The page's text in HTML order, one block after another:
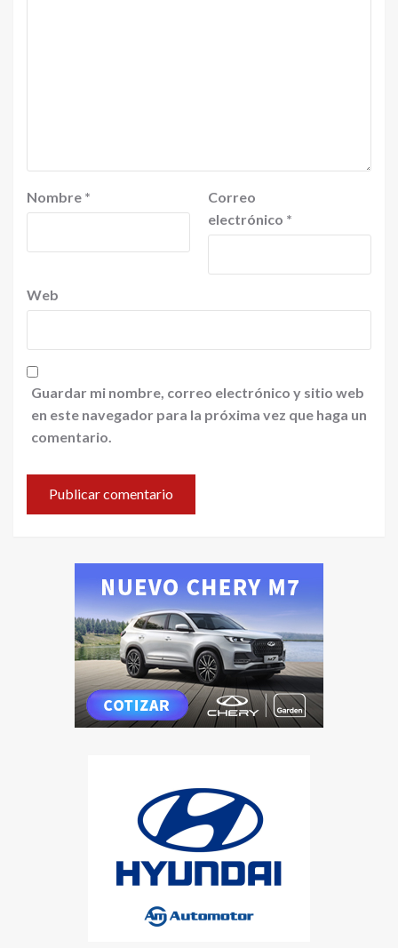
Nombre *
Correo
electrónico *
Web
Guardar mi nombre, correo electrónico y sitio web
en este navegador para la próxima vez que haga un
comentario.